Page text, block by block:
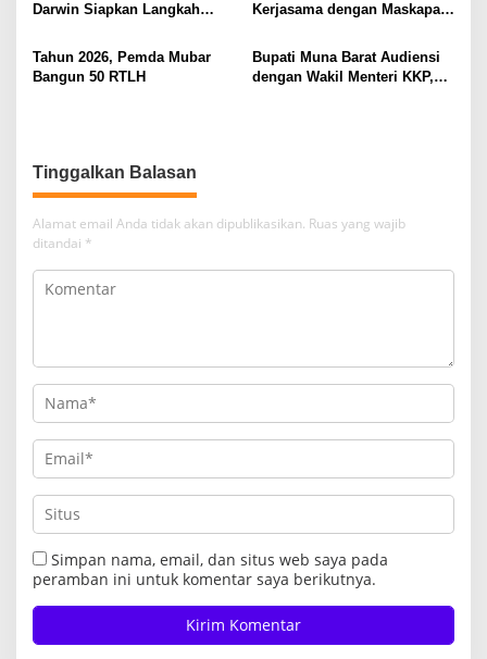
Darwin Siapkan Langkah
Kerjasama dengan Maskapai
Tahun 2026, Pemda Mubar
Bangun 50 RTLH
Bupati Muna Barat Audiensi
dengan Wakil Menteri KKP,
Tinggalkan Balasan
Alamat email Anda tidak akan dipublikasikan. Ruas yang wajib
ditandai *
Simpan nama, email, dan situs web saya pada
peramban ini untuk komentar saya berikutnya.